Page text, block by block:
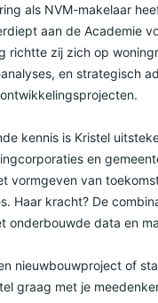
als NVM-makelaar
aan de Academie
richtte zij zich op
en strategisch
kennis is Kristel
en
vormgeven van
Haar kracht? De
onderbouwde data en
nieuwbouwproject of
graag met je